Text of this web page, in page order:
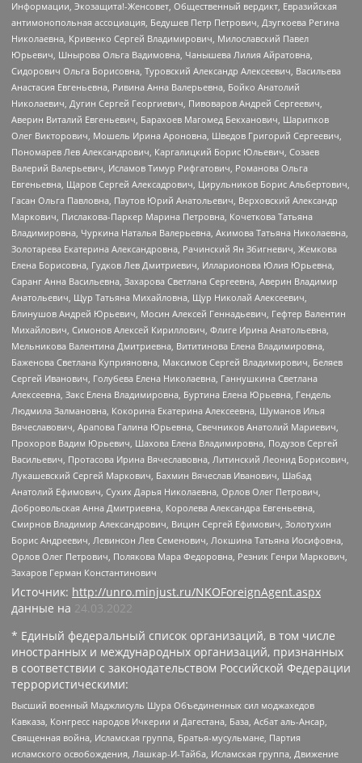
Информации, Экозащита!-Женсовет, Общественный вердикт, Евразийская
антимонопольная ассоциация, Бедушев Петр Петрович, Дзугкоева Регина
Николаевна, Кривенко Сергей Владимирович, Милославский Павел
Юрьевич, Шнырова Ольга Вадимовна, Чанышева Лилия Айратовна,
Сидорович Ольга Борисовна, Туровский Александр Алексеевич, Васильева
Анастасия Евгеньевна, Ривина Анна Валерьевна, Бойко Анатолий
Николаевич, Дугин Сергей Георгиевич, Пивоваров Андрей Сергеевич,
Аверин Виталий Евгеньевич, Барахоев Магомед Бекханович, Шарипков
Олег Викторович, Мошель Ирина Ароновна, Шведов Григорий Сергеевич,
Пономарев Лев Александрович, Каргалицкий Борис Юльевич, Созаев
Валерий Валерьевич, Исламов Тимур Рифгатович, Романова Ольга
Евгеньевна, Щаров Сергей Алексадрович, Цирульников Борис Альбертович,
Гасан Ольга Павловна, Паутов Юрий Анатольевич, Верховский Александр
Маркович, Пислакова-Паркер Марина Петровна, Кочеткова Татьяна
Владимировна, Чуркина Наталья Валерьевна, Акимова Татьяна Николаевна,
Золотарева Екатерина Александровна, Рачинский Ян Збигневич, Жемкова
Елена Борисовна, Гудков Лев Дмитриевич, Илларионова Юлия Юрьевна,
Саранг Анна Васильевна, Захарова Светлана Сергеевна, Аверин Владимир
Анатольевич, Щур Татьяна Михайловна, Щур Николай Алексеевич,
Блинушов Андрей Юрьевич, Мосин Алексей Геннадьевич, Гефтер Валентин
Михайлович, Симонов Алексей Кириллович, Флиге Ирина Анатольевна,
Мельникова Валентина Дмитриевна, Вититинова Елена Владимировна,
Баженова Светлана Куприяновна, Максимов Сергей Владимирович, Беляев
Сергей Иванович, Голубева Елена Николаевна, Ганнушкина Светлана
Алексеевна, Закс Елена Владимировна, Буртина Елена Юрьевна, Гендель
Людмила Залмановна, Кокорина Екатерина Алексеевна, Шуманов Илья
Вячеславович, Арапова Галина Юрьевна, Свечников Анатолий Мариевич,
Прохоров Вадим Юрьевич, Шахова Елена Владимировна, Подузов Сергей
Васильевич, Протасова Ирина Вячеславовна, Литинский Леонид Борисович,
Лукашевский Сергей Маркович, Бахмин Вячеслав Иванович, Шабад
Анатолий Ефимович, Сухих Дарья Николаевна, Орлов Олег Петрович,
Добровольская Анна Дмитриевна, Королева Александра Евгеньевна,
Смирнов Владимир Александрович, Вицин Сергей Ефимович, Золотухин
Борис Андреевич, Левинсон Лев Семенович, Локшина Татьяна Иосифовна,
Орлов Олег Петрович, Полякова Мара Федоровна, Резник Генри Маркович,
Захаров Герман Константинович
Источник: http://unro.minjust.ru/NKOForeignAgent.aspx
данные на 24.03.2022
* Единый федеральный список организаций, в том числе
иностранных и международных организаций, признанных
в соответствии с законодательством Российской Федерации
террористическими:
Высший военный Маджлисуль Шура Объединенных сил моджахедов
Кавказа, Конгресс народов Ичкерии и Дагестана, База, Асбат аль-Ансар,
Священная война, Исламская группа, Братья-мусульмане, Партия
исламского освобождения, Лашкар-И-Тайба, Исламская группа, Движение